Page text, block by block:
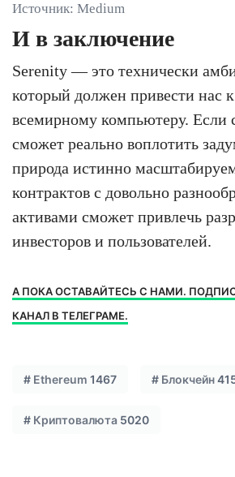
Источник: Medium
И в заключение
Serenity — это технически
который должен привести нас
всемирному компьютеру. Если
сможет реально воплотить
природа истинно
контрактов с довольно
активами сможет привлечь
инвесторов и пользователей.
А ПОКА ОСТАВАЙТЕСЬ С НАМИ.
КАНАЛ В ТЕЛЕГРАМЕ.
# Ethereum 1467 # Блокчейн
# Криптовалюта 5020